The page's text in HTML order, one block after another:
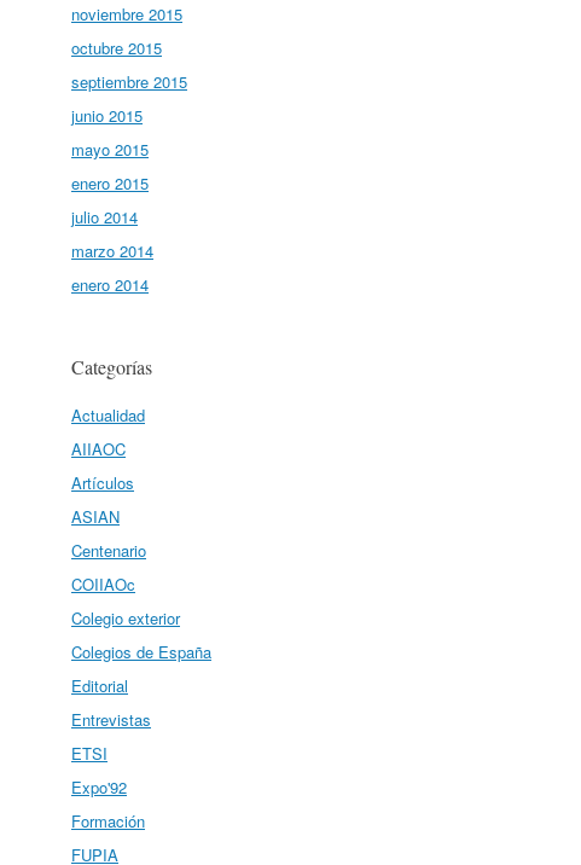
noviembre 2015
octubre 2015
septiembre 2015
junio 2015
mayo 2015
enero 2015
julio 2014
marzo 2014
enero 2014
Categorías
Actualidad
AIIAOC
Artículos
ASIAN
Centenario
COIIAOc
Colegio exterior
Colegios de España
Editorial
Entrevistas
ETSI
Expo'92
Formación
FUPIA